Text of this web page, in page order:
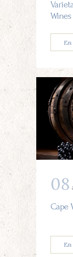
Wines
En
08
Cape
En